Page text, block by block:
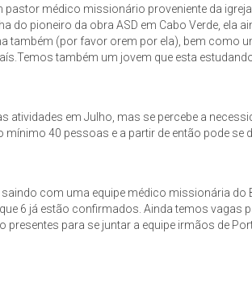
pastor médico missionário proveniente da
do pioneiro da obra ASD em Cabo Verde, ela
também (por favor orem por ela), bem como
também um jovem que esta
atividades em Julho, mas se percebe a
40 pessoas e a partir de então pode se
com uma equipe médico missionária do
6 já estão confirmados. Ainda temos vagas
para se juntar a equipe irmãos de